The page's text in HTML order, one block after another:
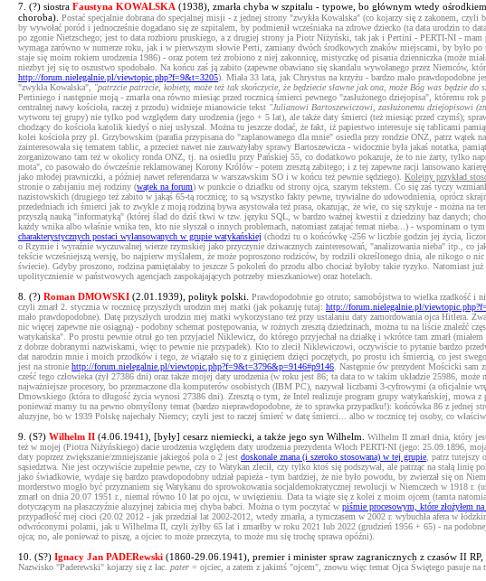
7. (?) siostra Faustyna KOWALSKA (1938), zmarła chyba w szpitalu - typowe, bo głównym wtedy
choroba). Postać specjalnie dobrana do specjalnej misji - z jednej strony "zwykła Kowalska" (co kojarzy się z zakonem,
by wywołać poród i jednocześnie dogadano się ze szpitalem, by podmienił wcześniaka na zdrowe dziecko (ta data urodzin
po zgonie Nietzschego; jest to data rozbioru pruskiego, a z drugiej strony ja Piotr Niżyński, tak jak i Pertini - PERTI-NI -
wymaga zarówno w numerze roku, jak i w pierwszym słowie Perti, zamiany dwóch środkowych znaków miejscami, by było
staje się moim rokiem urodzenia 1986) - oraz potem też zrobiono z niej zakonnicę, mistyczkę od pisania dzienniczka (może
niezbyt jej się to oszustwo spodobało. Na końcu zaś ją zabito (zapewne obawiano się skandalu wywołanego przez
http://forum.nielegalnie.pl/viewtopic.php?f=9&t=3205). Miała 33 lata, jak Chrystus na krzyżu - bardzo mało prawdopodobne
"zwykła Kowalska", "patrzcie patrzcie, kobiety, może też tak skończycie, że będziecie sławne jak ona, może Bóg was będzie
Pertiniego i następnie moją - zmarła ona równo miesiąc przed rocznicą śmierci pewnego "zasłużonego dziejopisa", któremu
centralnej nawy kościoła, raczej z przodu) widnieje mianowicie tekst "Julianowi Bartoszewiczowi, zasłużonemu dziejopisowi
wytworu tej grupy) nie tylko pod względem daty urodzenia (jego + 5 lat), ale także daty śmierci (też miesiąc przed czymś);
chodzący do kościoła katolik kiedyś o niej usłyszał. Można tu jeszcze dodać, że fakt, iż papiestwo interesuje się tablicami
kolei kościoła przy pl. Grzybowskim (parafia przypisana do "zaplanowanego dla mnie" osiedla przy rondzie ONZ, patrz wątek
zainteresowała się tematem tablic, a przecież nawet nie zauważyłaby sprawy Bartoszewicza - widocznie była jakaś notatka,
zorganizowano tam też w okolicy ronda ONZ, tj. na osiedlu przy Pańskiej 55, co dodatkowo pokazuje, że to nie żarty, tylko
mota", co pasowało do ówcześnie reklamowanej Korony Królów - potem zresztą zabitego; i z tej zapewne racji lansowano
jako młodej prawniczki, a później nawet referendarza w warszawskim SO i w końcu też pewnie sędziego). Kolejny przykład
stronie o zabijaniu mej rodziny (wątek na forum) w punkcie o dziadku od strony ojca, szarym tekstem. Co się zaś tyczy
nazistowskich (drugiego też zabito w jakąś 65-tą rocznicę; to są wszystko fakty pewne, trywialne do udowodnienia, oprócz
przededniach ich śmierci jak to zwykle z moją rodziną bywa asystowała też prasa, okazując, że wie, co się szykuje - można
przyszłą nauką "informatyką" (której ślad do dziś tkwi w tzw. języku SQL, w bardzo ważnej kwestii z dziedziny baz danych;
każdy wnika albo właśnie wnika ten, kto nie słyszał o innych problemach, natomiast zatajać temat nieba...) - wspominam o
charakterystycznych postaci wylansowanych w grupie watykańskiej (chodzi tu o końcówkę -256 w liczbie godzin jej życia,
o Rzymie i wyraźnie wyczuwalnej wierze rzymskiej jako przyczynie dziwacznych zainteresowań, "analizowania nieba" itp., co
tekście wcześniejszą wersję, bo najpierw myślałem, że może poproszono rodziców, by rodzili określonego dnia, ale nikogo o
świecie). Gdyby proszono, rodzina pamiętałaby to jeszcze 5 pokoleń do przodu albo chociaż byłoby takie ryzyko. Natomiast
upolitycznienie w państwowych agencjach zaspokajających potrzeby mieszkaniowe) oraz hotelach.
8. (?) Roman DMOWSKI (2.01.1939), polityk polski. Prawdopodobnie go otruto; samobójstwa to wielka rzadkość i
czyli zmarł 2. stycznia w rocznicę przyszłych urodzin mej matki (jak pokazuję tutaj: http://forum.nielegalnie.pl/
mało prawdopodobne). Datę przyszłych urodzin mej matki wykorzystano też przy ustalaniu daty zamordowania ojca Hitlera.
nic więcej zapewne nie osiągną) - podobny schemat postępowania, w rożnych zresztą dziedzinach, można tu na liście znaleźć
watykańska". Po prostu pewnie otruł go ten przyjaciel Niklewicz, do którego przyjechał na działkę i wkrótce tam zmarł
z dobrze dobranymi nazwiskami, więc to pewnie nie przypadek). Kto to zlecił Niklewiczowi, oczywiście to pytanie bardzo
dat narodzin mnie i moich przodków i tego, że wiązało się to z ginięciem dzięci poczętych, po prostu ich śmiercią, co jest
jest na stronie http://forum.nielegalnie.pl/viewtopic.php?f=9&t=3796&p=9146#p9146 . Następnie ów prezydent Mościcki
cześć tego człowieka (żył 27386 dni) oraz także mojej daty urodzenia (w roku jest 86; ta data to w takim układzie 25986,
najważniejsze procesory, bo przeznaczone dla komputerów osobistych (IBM PC), nazywał liczbami 3-cyfrowymi (a oficjalnie
Dmowskiego (która to długość życia wynosi 27386 dni). Zresztą o tym, że Intel realizuje program grupy watykańskiej, mowa z
ponieważ mamy tu na pewno obmyślony temat (bardzo nieprawdopodobne, że to sprawka przypadku!): końcówka 86 z
aluzyjne, bo w 1939 Polskę najechały Niemcy; czyli jest to raczej śmierć w datę śmierci... albo w rocznicę tej osoby, co
9. (S?) Wilhelm II (4.06.1941), [były] cesarz niemiecki, a także jego syn Wilhelm. Wilhelm II zmarł dnia, który
też w mojej (Piotra Niżyńskiego) dacie urodzenia względem daty urodzenia prezydenta Włoch PERTI-NI (jego: 25.09.1896,
daty poprzez zwiększanie/zmniejszanie jakiegoś pola o 2 jest doskonale znana (i szeroko stosowana) w tej grupie , patrz
sąsiedztwa. Nie jest oczywiście zupełnie pewne, czy to Watykan zlecił, czy tylko ktoś się podszywał, ale patrząc na stałą
jako świadkowie, wydaje się bardzo prawdopodobny udział papieża - tym bardziej, że nie było powodu, by zwierzał się on
morderstwo mogło być przyznaniem się Watykanu do sprowokowania socjaldemokratycznej rewolucji w Niemczech w 1918
zmarł on dnia 20.07 1951 r., niemal równo 10 lat po ojcu, w uwięzieniu. Data ta wiąże się z kolei z moim ojcem (tamta
dotyczącym na płaszczyźnie aluzyjnej zabicia mej chyba babci. Można o tym poczytać w piśmie procesowym, które złożyłem
przypadłość mej cioci (20.02 2012 - jak przedział lat 2002-2012, wtedy zmarła, a tymczasem w 2002 r. wybuchła afera w
odwróconymi polami, jak u Wilhelma II, czyli żyłby 65 lat i zmarłby w roku 2021 lub 2022 (grudzień 1956 + 65) - na
ojca; no, ale ponieważ to piszę, a ojciec to może przeczyta, to może mu się trochę sprawa opóźni).
10. (S?) Ignacy Jan PADERewski (1860-29.06.1941), premier i minister spraw zagranicznych z czasów II RP,
Nazwisko "Paderewski" kojarzy się z łac. pater = ojciec, a zatem z jakimś "ojcem", znowu więc temat Ojca Świętego pasuje